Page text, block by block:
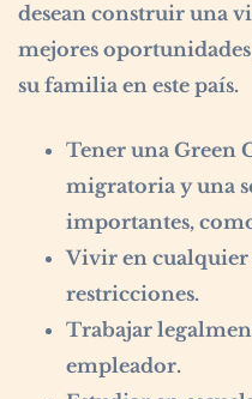
desean construir una
mejores
su familia en este país.
Tener una Green
migratoria y una
importantes,
Vivir en cualquier
restricciones.
Trabajar
empleador.